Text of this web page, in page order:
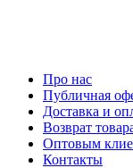
Про нас
Публичная
Доставка и
Возврат
Оптовым
Контакты